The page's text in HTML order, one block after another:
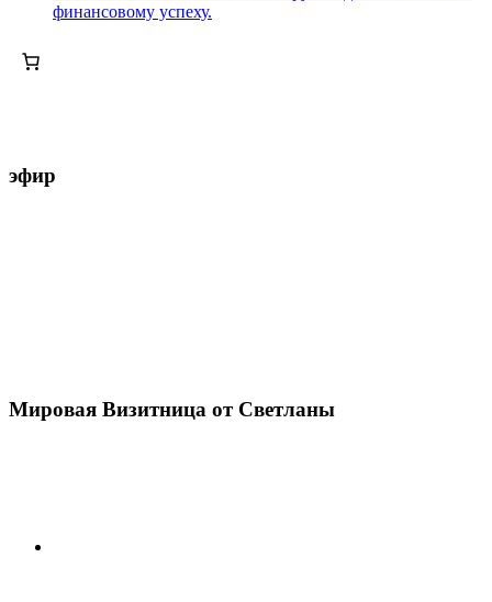
финансовому успеху.
эфир
Мировая Визитница от Светланы